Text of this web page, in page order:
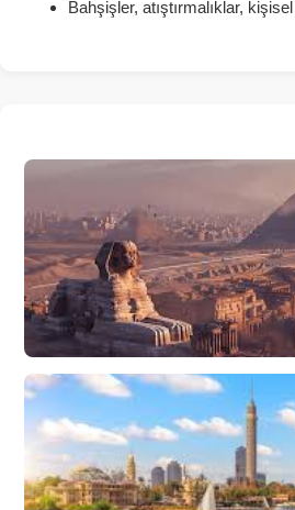
Bahşişler, atıştırmalıklar,